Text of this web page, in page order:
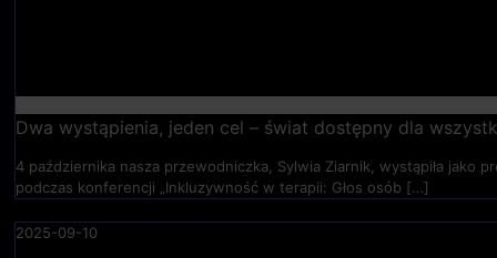
Dwa wystąpienia, jeden cel – świat dostępny dla
4 października nasza przewodniczka, Sylwia Ziarnik, wystąpiła jako
podczas konferencji „Inkluzywność w terapii: Głos osób […]
2025-09-10